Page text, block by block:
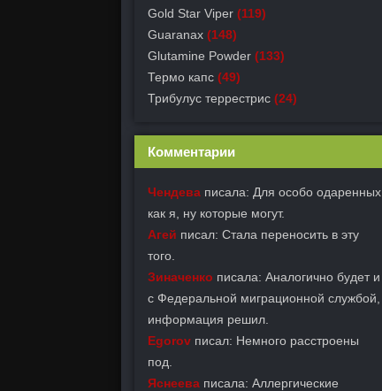
Gold Star Viper (119)
Guaranax (148)
Glutamine Powder (133)
Термо капс (49)
Трибулус террестрис (24)
Комментарии
Чендева писала: Для особо одаренных,
как я, ну которые могут.
Агей писал: Стала переносить в эту
того.
Зиначенко писала: Аналогично будет и
с Федеральной миграционной службой,
информация решил.
Egorov писал: Немного расстроены
под.
Яснеева писала: Аллергические